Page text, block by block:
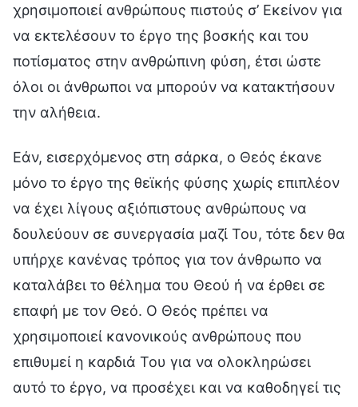
χρησιμοποιεί ανθρώπους πιστούς σ’ Εκείνον για
να εκτελέσουν το έργο της βοσκής και του
ποτίσματος στην ανθρώπινη φύση, έτσι ώστε
όλοι οι άνθρωποι να μπορούν να κατακτήσουν
την αλήθεια.
Εάν, εισερχόμενος στη σάρκα, ο Θεός έκανε
μόνο το έργο της θεϊκής φύσης χωρίς επιπλέον
να έχει λίγους αξιόπιστους ανθρώπους να
δουλεύουν σε συνεργασία μαζί Του, τότε δεν θα
υπήρχε κανένας τρόπος για τον άνθρωπο να
καταλάβει το θέλημα του Θεού ή να έρθει σε
επαφή με τον Θεό. Ο Θεός πρέπει να
χρησιμοποιεί κανονικούς ανθρώπους που
επιθυμεί η καρδιά Του για να ολοκληρώσει
αυτό το έργο, να προσέχει και να καθοδηγεί τις